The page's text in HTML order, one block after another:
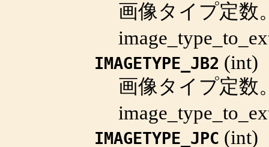
画像タイプ定数
IMAGETYPE_JB2 (int)
画像タイプ定数
IMAGETYPE_JPC (int)